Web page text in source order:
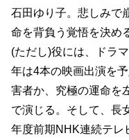
石田ゆり子。悲しみで
命を背負う覚悟を決め
(ただし)役には、ドラ
年は4本の映画出演を
害者か、究極の運命を
で演じる。そして、長
年度前期NHK連続テレ